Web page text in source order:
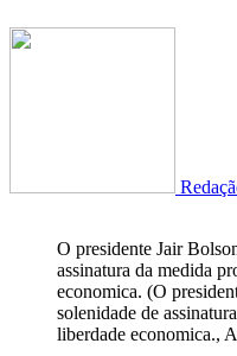
O presidente Jair
assinatura da medida
economica. (O
solenidade de
liberdade economica.,